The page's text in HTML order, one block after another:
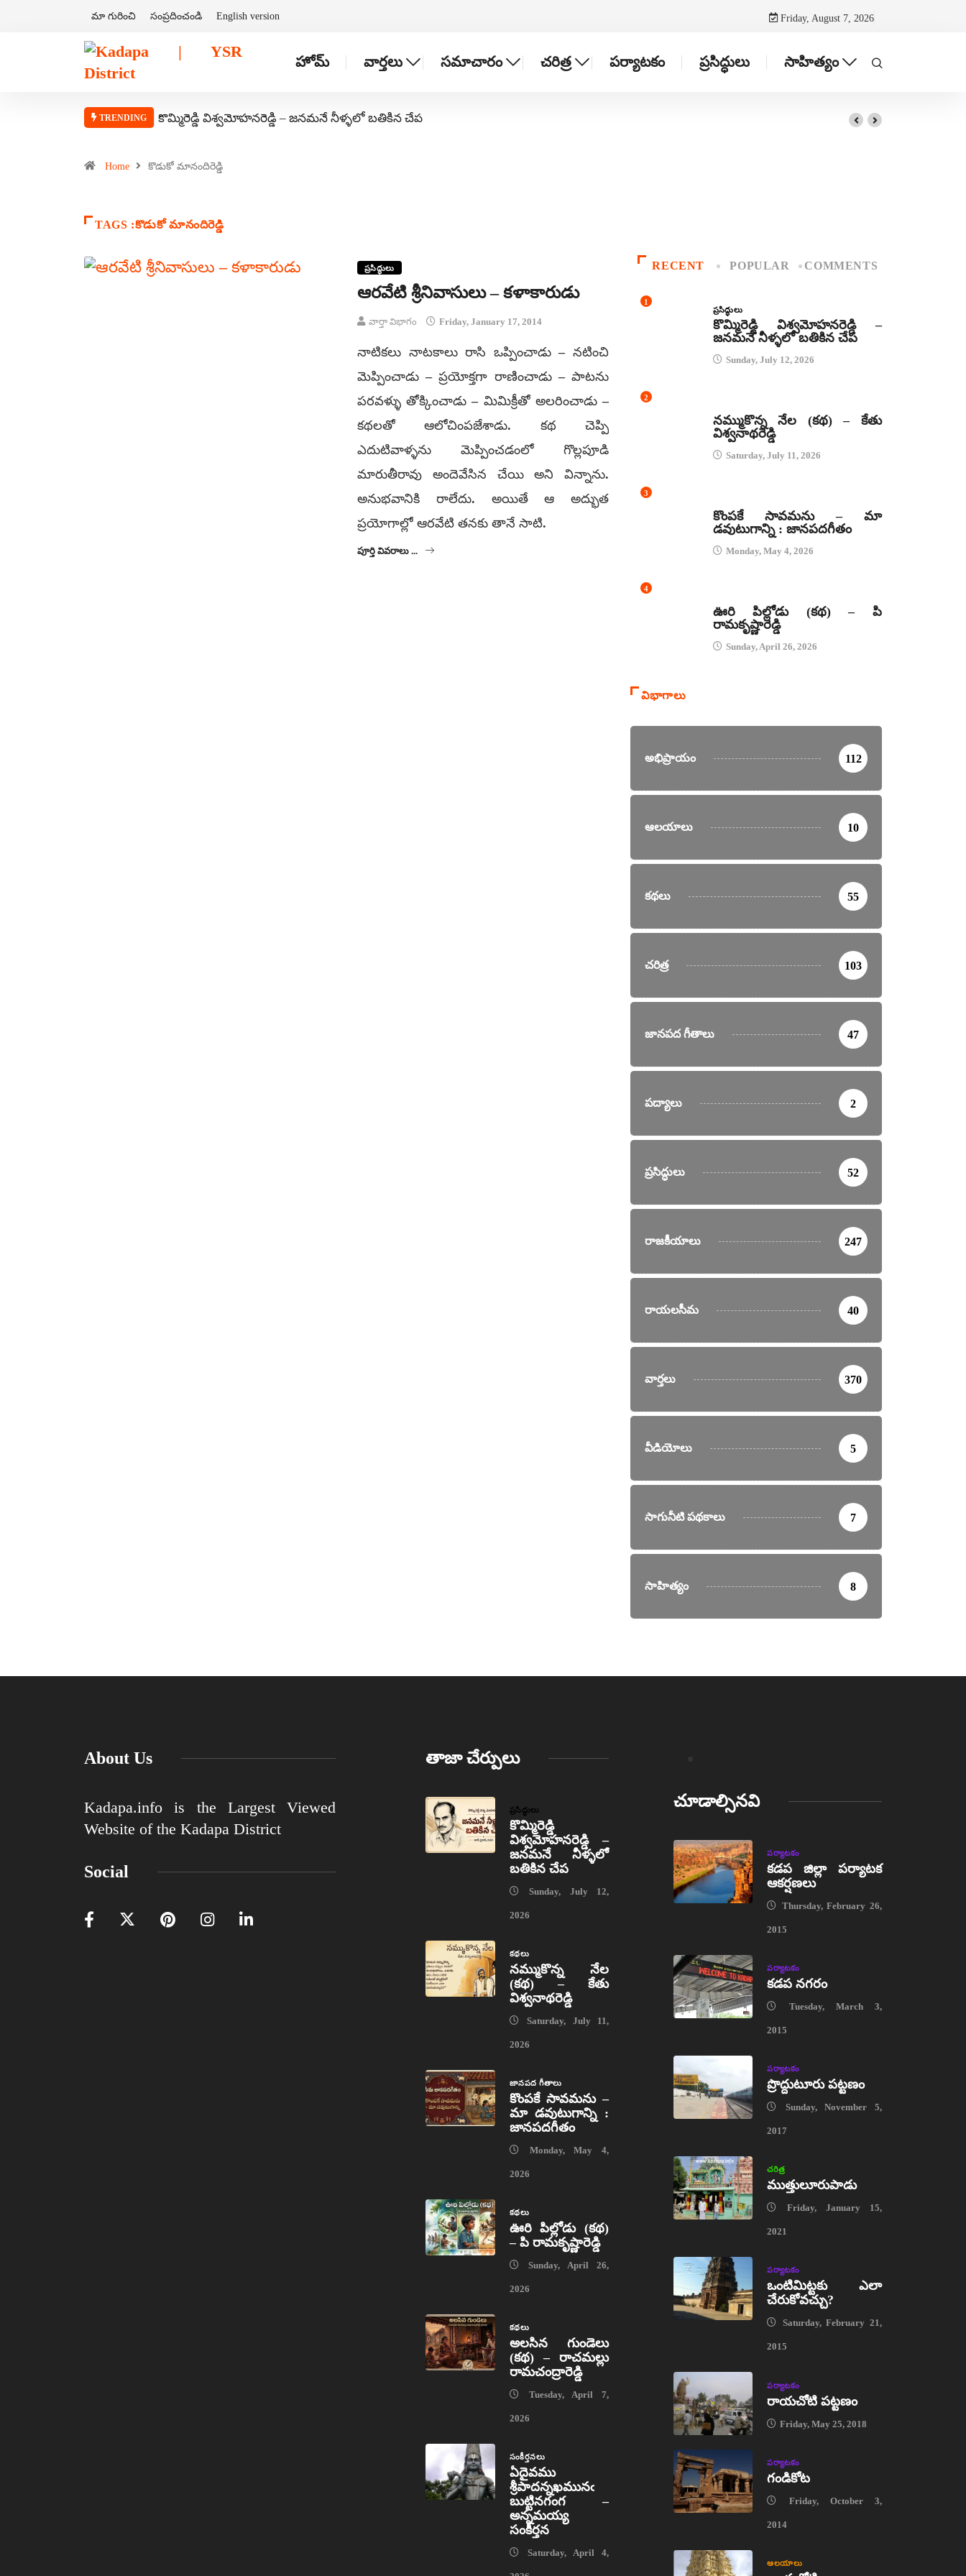
మా గురించి సంప్రదించండి English version Friday, August 7, 2026
హోమ్ వార్తలు సమాచారం చరిత్ర పర్యాటకం ప్రసిద్ధులు సాహిత్యం
TRENDING కొమ్మిరెడ్డి విశ్వమోహనరెడ్డి – జనమనే నీళ్ళలో బతికిన చేప
Home కొడుకో మానందిరెడ్డి
TAGS :కొడుకో మానందిరెడ్డి
ప్రసిద్ధులు
ఆరవేటి శ్రీనివాసులు – కళాకారుడు
వార్తా విభాగం Friday, January 17, 2014
నాటికలు నాటకాలు రాసి ఒప్పించాడు – నటించి
మెప్పించాడు – ప్రయోక్తగా రాణించాడు – పాటను
పరవళ్ళు తోక్కించాడు – మిమిక్రీతో అలరించాడు –
కథలతో ఆలోచింపజేశాడు. కథ చెప్పి
ఎదుటివాళ్ళను మెప్పించడంలో గొల్లపూడి
మారుతీరావు అందెవేసిన చేయి అని విన్నాను.
అనుభవానికి రాలేదు. అయితే ఆ అద్భుత
ప్రయోగాల్లో ఆరవేటి తనకు తానే సాటి.
పూర్తి వివరాలు ...
RECENT POPULAR COMMENTS
1
ప్రసిద్ధులు
కొమ్మిరెడ్డి విశ్వమోహనరెడ్డి –
జనమనే నీళ్ళలో బతికిన చేప
Sunday, July 12, 2026
2
నమ్ముకొన్న నేల (కథ) – కేతు
విశ్వనాథరెడ్డి
Saturday, July 11, 2026
3
కొంపకే సావమను – మా
డవుటుగాన్ని : జానపదగీతం
Monday, May 4, 2026
4
ఊరి పిల్లోడు (కథ) – పి
రామకృష్ణారెడ్డి
Sunday, April 26, 2026
విభాగాలు
అభిప్రాయం 112
ఆలయాలు 10
కథలు 55
చరిత్ర 103
జానపద గీతాలు 47
పద్యాలు 2
ప్రసిద్ధులు 52
రాజకీయాలు 247
రాయలసీమ 40
వార్తలు 370
వీడియోలు 5
సాగునీటి పథకాలు 7
సాహిత్యం 8
About Us
Kadapa.info is the Largest Viewed
Website of the Kadapa District
Social
తాజా చేర్పులు
ప్రసిద్ధులు
కొమ్మిరెడ్డి
విశ్వమోహనరెడ్డి –
జనమనే నీళ్ళలో
బతికిన చేప
Sunday, July 12,
2026
కథలు
నమ్ముకొన్న నేల
(కథ) – కేతు
విశ్వనాథరెడ్డి
Saturday, July 11,
2026
జానపద గీతాలు
కొంపకే సావమను –
మా డవుటుగాన్ని :
జానపదగీతం
Monday, May 4,
2026
కథలు
ఊరి పిల్లోడు (కథ)
– పి రామకృష్ణారెడ్డి
Sunday, April 26,
2026
కథలు
అలసిన గుండెలు
(కథ) – రాచమల్లు
రామచంద్రారెడ్డి
Tuesday, April 7,
2026
సంకీర్తనలు
ఏదైవము
శ్రీపాదన్నఖమునఁ
బుట్టినగంగ –
అన్నమయ్య
సంకీర్తన
Saturday, April 4,
చూడాల్సినవి
పర్యాటకం
కడప జిల్లా పర్యాటక
ఆకర్షణలు
Thursday, February 26,
2015
పర్యాటకం
కడప నగరం
Tuesday, March 3,
2015
పర్యాటకం
ప్రొద్దుటూరు పట్టణం
Sunday, November 5,
2017
చరిత్ర
ముత్తులూరుపాడు
Friday, January 15,
2021
పర్యాటకం
ఒంటిమిట్టకు ఎలా
చేరుకోవచ్చు?
Saturday, February 21,
2015
పర్యాటకం
రాయచోటి పట్టణం
Friday, May 25, 2018
పర్యాటకం
గండికోట
Friday, October 3,
2014
ఆలయాలు